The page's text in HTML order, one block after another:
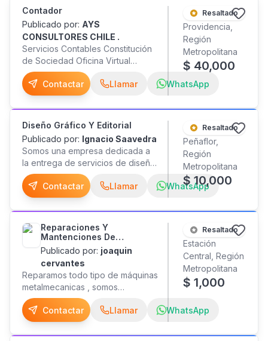
materiales incluidos. Trabajos
garantizados. Atención de
emergencias. Cobertura en toda
la Región Metropolitana. Contacto:
Web: ¡Cotiza sin compromiso!
Atención rápida, precios justos y
un servicio profesional que
entrega confianza desde el
primer contacto.
SE REQUIERE CUENTEN CON
Contador
Publicado por: AYS
CONSULTORES CHILE .
Servicios Contables Constitución
de Sociedad Oficina Virtual
Servicios Tributarios
Remuneraciones Otros
Contactar Llamar WhatsApp
Resaltado
Providencia,
Región
Metropolitana
$ 40,000
Diseño Gráfico Y Editorial
Publicado por: Ignacio Saavedra
Somos una empresa dedicada a
la entrega de servicios de diseño
gráfico a nivel profesional. Cotiza
con nosotros y potencia tu
imagen corporativa, ya sea en
proyectos de comunicación
visual, y creación de medios
editoriales. Contamos con vasta
experiencia en creación y
producción de medios gráficos
corporativos y editoriales.
Estamos en contacto!
Contactar Llamar WhatsApp
Resaltado
Peñaflor,
Región
Metropolitana
$ 10,000
Reparaciones Y
Mantenciones De
Máquinas Metalmecánicas
S
Publicado por: joaquin
cervantes
Reparamos todo tipo de máquinas
metalmecanicas , somos
especialistas en máquinas
metalmecánicas, tornos, tornos
verticales, fresadoras,
barrenadoras, guillotinas,
Contactar Llamar WhatsApp
Resaltado
Estación
Central, Región
Metropolitana
$ 1,000